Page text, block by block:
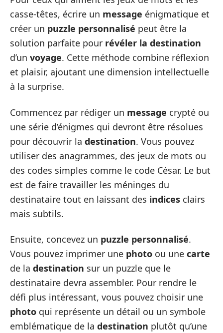
casse-têtes, écrire un message énigmatique et
créer un puzzle personnalisé peut être la
solution parfaite pour révéler la destination
d’un voyage. Cette méthode combine réflexion
et plaisir, ajoutant une dimension intellectuelle
à la surprise.
Commencez par rédiger un message crypté ou
une série d’énigmes qui devront être résolues
pour découvrir la destination. Vous pouvez
utiliser des anagrammes, des jeux de mots ou
des codes simples comme le code César. Le but
est de faire travailler les méninges du
destinataire tout en laissant des indices clairs
mais subtils.
Ensuite, concevez un puzzle personnalisé.
Vous pouvez imprimer une photo ou une carte
de la destination sur un puzzle que le
destinataire devra assembler. Pour rendre le
défi plus intéressant, vous pouvez choisir une
photo qui représente un détail ou un symbole
emblématique de la destination plutôt qu’une